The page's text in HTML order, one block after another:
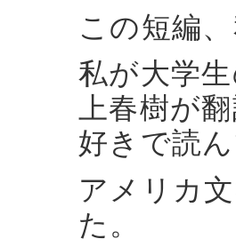
この短編
私が大学
上春樹が
好きで読ん
アメリカ
た。